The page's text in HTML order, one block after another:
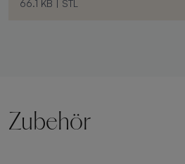
66.1 KB | STL
Zubehör